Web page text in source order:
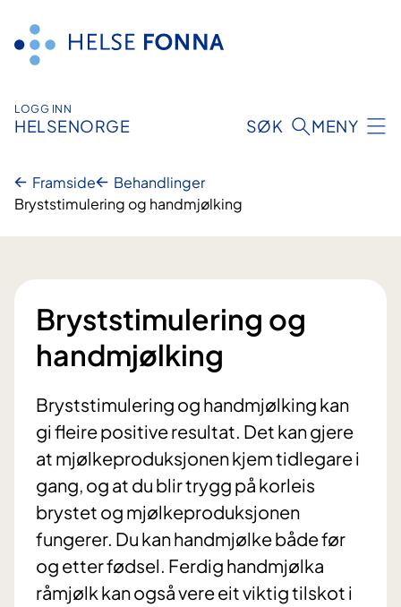
innhald
LOGG INN
HELSENORGE SØK MENY
Framside
Behandlinger
Bryststimulering og handmjølking
Bryststimulering og
handmjølking
Bryststimulering og handmjølking kan
gi fleire positive resultat. Det kan gjere
at mjølkeproduksjonen kjem tidlegare i
gang, og at du blir trygg på korleis
brystet og mjølkeproduksjonen
fungerer. Du kan handmjølke både før
og etter fødsel. Ferdig handmjølka
råmjølk kan også vere eit viktig tilskot i